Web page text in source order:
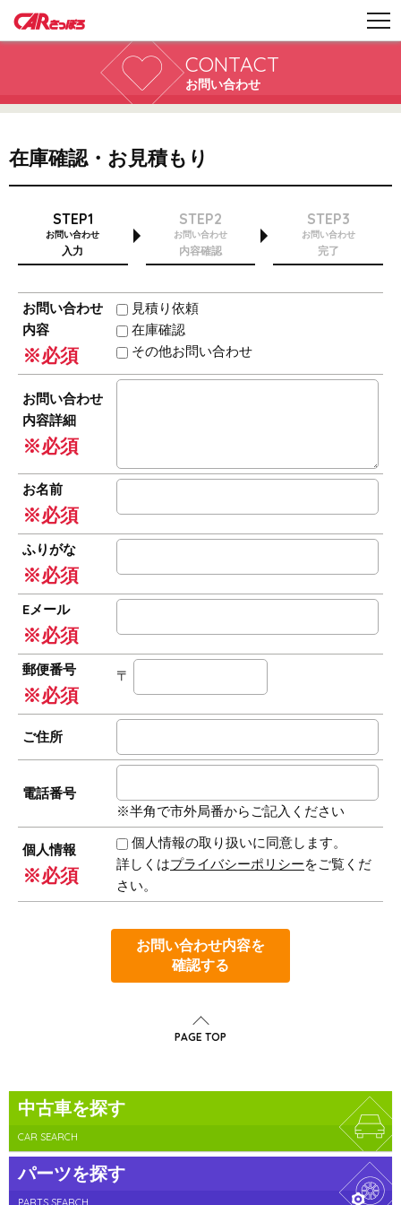
CONTACT
お問い合わせ
在庫確認・お見積もり
STEP1
お問い合わせ
入力
STEP2
お問い合わせ
内容確認
STEP3
お問い合わせ
完了
お問い合わせ
内容
※必須
見積り依頼
在庫確認
その他お問い合わせ
お問い合わせ
内容詳細
※必須
お名前
※必須
ふりがな
※必須
Eメール
※必須
郵便番号
※必須
〒
ご住所
電話番号
※半角で市外局番からご記入ください
個人情報
※必須
個人情報の取り扱いに同意します。
詳しくはプライバシーポリシーをご覧くだ
さい。
お問い合わせ内容を
確認する
PAGE TOP
中古車を探す
CAR SEARCH
パーツを探す
PARTS SEARCH